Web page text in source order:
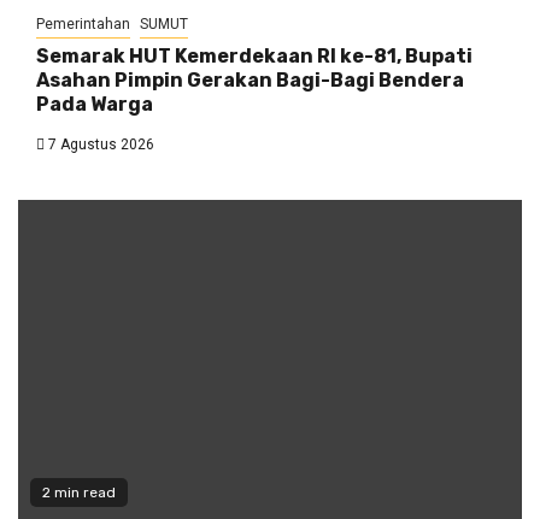
Pemerintahan SUMUT
Semarak HUT Kemerdekaan RI ke-81, Bupati
Asahan Pimpin Gerakan Bagi-Bagi Bendera
Pada Warga
7 Agustus 2026
2 min read